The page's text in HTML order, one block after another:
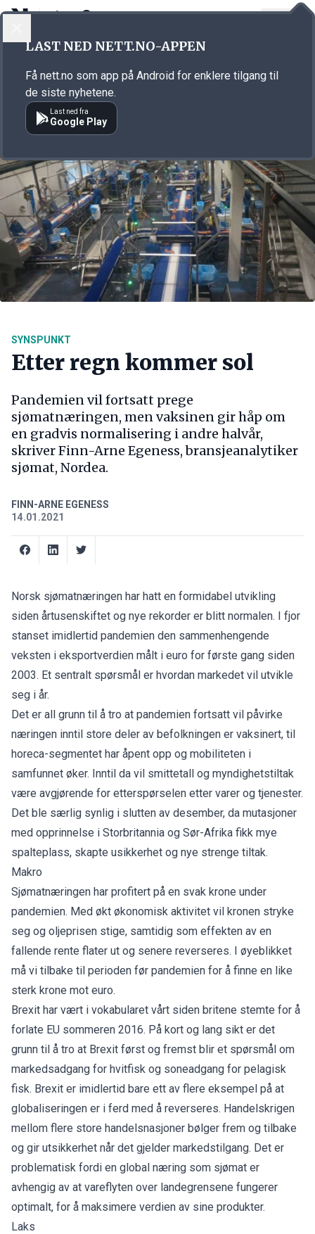
Annonsørinnhold
SYNSPUNKT
Etter regn kommer sol
Pandemien vil fortsatt prege
sjømatnæringen, men vaksinen gir håp om
en gradvis normalisering i andre halvår,
skriver Finn-Arne Egeness, bransjeanalytiker
sjømat, Nordea.
FINN-ARNE EGENESS
14.01.2021
Norsk sjømatnæringen har hatt en formidabel utvikling
siden årtusenskiftet og nye rekorder er blitt normalen. I fjor
stanset imidlertid pandemien den sammenhengende
veksten i eksportverdien målt i euro for første gang siden
2003. Et sentralt spørsmål er hvordan markedet vil utvikle
seg i år.
Det er all grunn til å tro at pandemien fortsatt vil påvirke
næringen inntil store deler av befolkningen er vaksinert, til
horeca-segmentet har åpent opp og mobiliteten i
samfunnet øker. Inntil da vil smittetall og myndighetstiltak
være avgjørende for etterspørselen etter varer og tjenester.
Det ble særlig synlig i slutten av desember, da mutasjoner
med opprinnelse i Storbritannia og Sør-Afrika fikk mye
spalteplass, skapte usikkerhet og nye strenge tiltak.
Makro
Sjømatnæringen har profitert på en svak krone under
pandemien. Med økt økonomisk aktivitet vil kronen stryke
seg og oljeprisen stige, samtidig som effekten av en
fallende rente flater ut og senere reverseres. I øyeblikket
må vi tilbake til perioden før pandemien for å finne en like
sterk krone mot euro.
Brexit har vært i vokabularet vårt siden britene stemte for å
forlate EU sommeren 2016. På kort og lang sikt er det
grunn til å tro at Brexit først og fremst blir et spørsmål om
markedsadgang for hvitfisk og soneadgang for pelagisk
fisk. Brexit er imidlertid bare ett av flere eksempel på at
globaliseringen er i ferd med å reverseres. Handelskrigen
mellom flere store handelsnasjoner bølger frem og tilbake
og gir utsikkerhet når det gjelder markedstilgang. Det er
problematisk fordi en global næring som sjømat er
avhengig av at vareflyten over landegrensene fungerer
optimalt, for å maksimere verdien av sine produkter.
Laks
LAST NED NETT.NO-APPEN
Få nett.no som app på Android for enklere tilgang til
de siste nyhetene.
Last ned fra
Google Play